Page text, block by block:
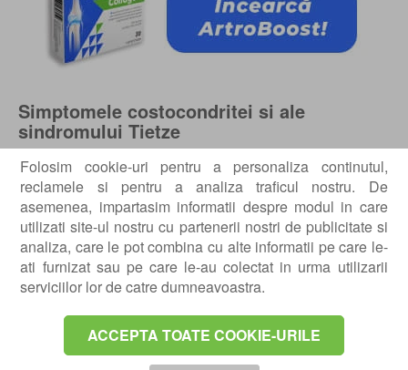
Folosim cookie-uri pentru a personaliza continutul,
reclamele si pentru a analiza traficul nostru. De
asemenea, impartasim informatii despre modul in care
utilizati site-ul nostru cu partenerii nostri de publicitate si
analiza, care le pot combina cu alte informatii pe care le-
ati furnizat sau pe care le-au colectat in urma utilizarii
serviciilor lor de catre dumneavoastra.
ACCEPTA TOATE COOKIE-URILE
Simptomele costocondritei si ale
sindromului Tietze
In cazul costocondritei, cel mai comun simptom este
durerea in piept, ce apare pe partea stanga a
sternului, este ascutita, afecteaza mai mult de o
coasta si poate sa se raspandeasca in brate si umeri.
De obicei apare la a doua pana la a cincea jonctiune
costocondrala. Durerea se poate agrava cand
pacientul respira mai adanc, tuseste sau stranuta, dar
si atunci cand sunt realizate miscari care antreneaza
peretele toracic. Simptomele costocondritei apar, de
regula, la persoanele trecute de 40 de ani.